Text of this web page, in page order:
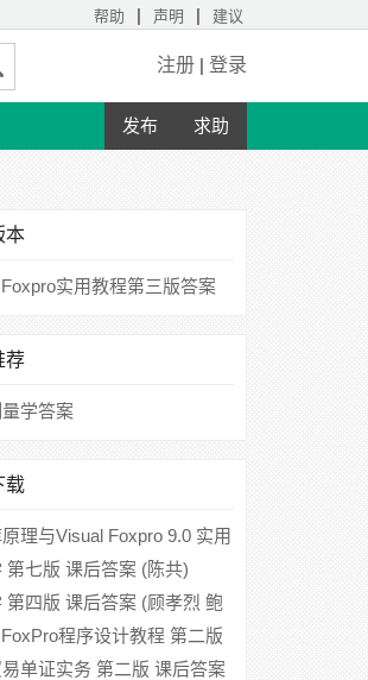
帮助 | 声明 | 建议
注册 | 登录
发布 求助
本
实用教程第三版答案
荐
学答案
载
理与Visual Foxpro 9.0 实用
三版 课后答案 (陈荟慧 李传
第七版 课后答案 (陈共)
第四版 课后答案 (顾孝烈 鲍
程序设计教程 第二版
(袁九惕)
单证实务 第二版 课后答案